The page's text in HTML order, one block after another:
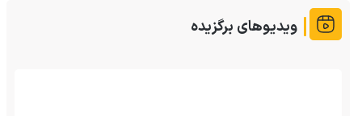
ویدیوهای برگزیده